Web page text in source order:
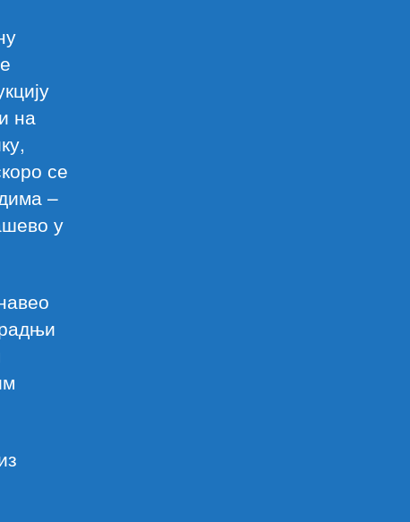
на
се
–
у